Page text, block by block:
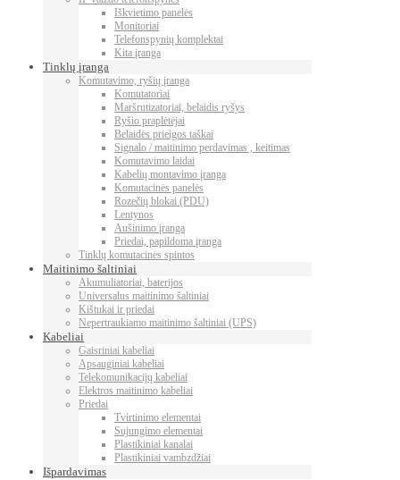
Iškvietimo panelės
Monitoriai
Telefonspynių komplektai
Kita įranga
Tinklų įranga
Komutavimo, ryšių įranga
Komutatoriai
Maršrutizatoriai, belaidis ryšys
Ryšio praplėtėjai
Belaidės prieigos taškai
Signalo / maitinimo perdavimas , keitimas
Komutavimo laidai
Kabelių montavimo įranga
Komutacinės panelės
Rozečių blokai (PDU)
Lentynos
Aušinimo įranga
Priedai, papildoma įranga
Tinklų komutacinės spintos
Maitinimo šaltiniai
Akumuliatoriai, baterijos
Universalus maitinimo šaltiniai
Kištukai ir priedai
Nepertraukiamo maitinimo šaltiniai (UPS)
Kabeliai
Gaisriniai kabeliai
Apsauginiai kabeliai
Telekomunikacijų kabeliai
Elektros maitinimo kabeliai
Priedai
Tvirtinimo elementai
Sujungimo elementai
Plastikiniai kanalai
Plastikiniai vambzdžiai
Išpardavimas